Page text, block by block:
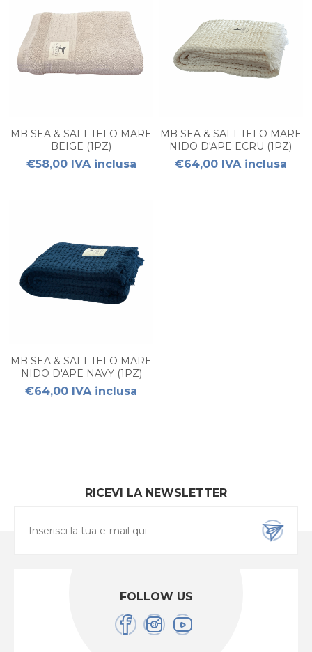
MB SEA & SALT TELO MARE
BEIGE (1PZ)
€58,00 IVA inclusa
MB SEA & SALT TELO MARE
NIDO D'APE ECRU (1PZ)
€64,00 IVA inclusa
MB SEA & SALT TELO MARE
NIDO D'APE NAVY (1PZ)
€64,00 IVA inclusa
RICEVI LA NEWSLETTER
FOLLOW US